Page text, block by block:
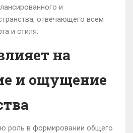
и
отвечающего всем
и стиля.
на
и ощущение
роль в формировании общего